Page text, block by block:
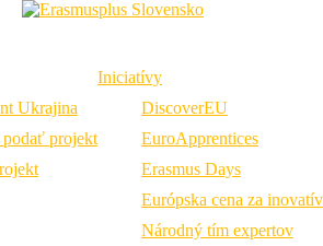
Ukrajina
podať projekt
Iniciatívy
DiscoverEU
EuroApprentices
Erasmus Days
Európska cena za
Národný tím expertov
Úvod Národný tím expertov
Národný tím expertov